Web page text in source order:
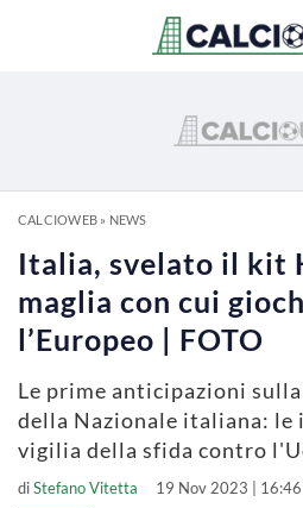
CALCIOWEB» NEWS
Italia, svelato il kit
maglia con cui
l’Europeo | FOTO
Le prime anticipazioni
della Nazionale italiana: le
vigilia della sfida contro
diStefano Vitetta 19 Nov 2023 | 16:46